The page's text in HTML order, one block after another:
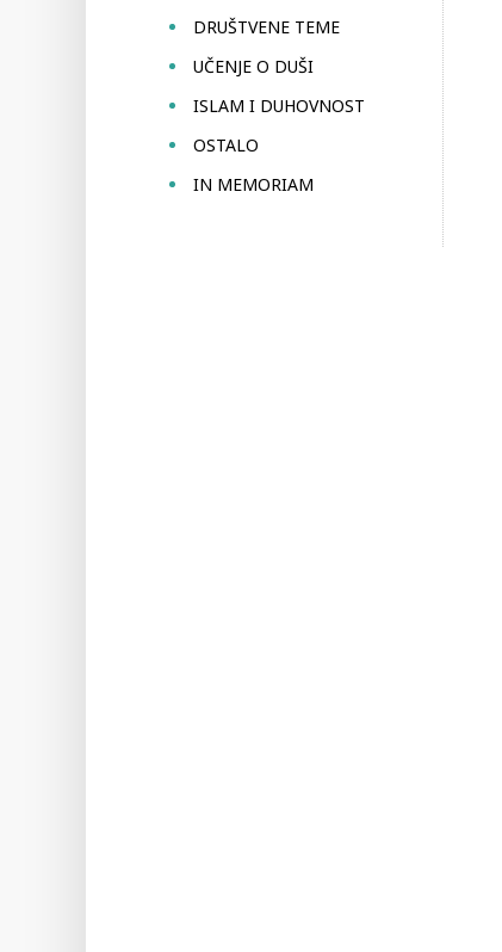
DRUŠTVENE TEME
UČENJE O DUŠI
ISLAM I DUHOVNOST
OSTALO
IN MEMORIAM